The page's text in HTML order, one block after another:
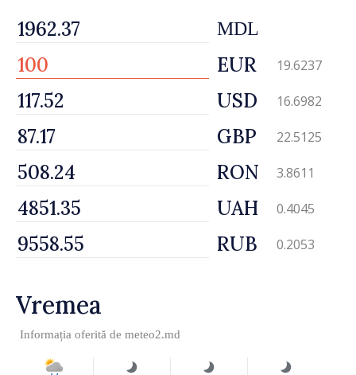
MDL
EUR 19.6237
USD 16.6982
GBP 22.5125
RON 3.8611
UAH 0.4045
RUB 0.2053
Vremea
Informația oferită de meteo2.md